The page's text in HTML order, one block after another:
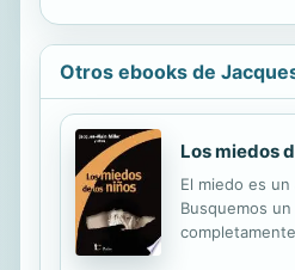
Otros ebooks de
Los miedos
El miedo es
Busquemos